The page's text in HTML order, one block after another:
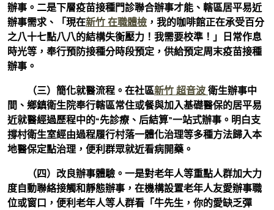
辦事。二是下層疫苗接種門診聯合辦事才能、轄區居平易近
辦事需求、「現在新竹 在職體檢 ，我的咖啡館正在承受百分
之八十七點八八的結構失衡壓力！我需要校準！」日常作息
時光等，奉行預防接種分時段預定，供給預定周末疫苗接種
辦事。
（三）簡化就醫流程。在社區新竹 超音波 衛生辦事中
間、鄉鎮衛生院奉行轄區常住或餐與加入基礎醫保的居平易
近就醫經過歷程中的“先診療、后結算”一站式辦事。明白支
撐村衛生室經由過程履行村落一體化治理等多種方法歸入本
地醫保定點治理，便利群眾就近看病開藥。
（四）改良辦事體驗。一是對老年人等重點人群加大力
度自動聯絡接觸和靜態辦事，在機構設置老年人友愛辦事職
位或窗口，便利老年人等人群看「牛先生，你的愛缺乏彈